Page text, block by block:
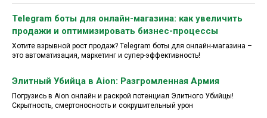
Telegram боты для онлайн-магазина: как увеличить
продажи и оптимизировать бизнес-процессы
Хотите взрывной рост продаж? Telegram боты для онлайн-магазина –
это автоматизация, маркетинг и супер-эффективность!
Элитный Убийца в Aion: Разгромленная Армия
Погрузись в Aion онлайн и раскрой потенциал Элитного Убийцы!
Скрытность, смертоносность и сокрушительный урон